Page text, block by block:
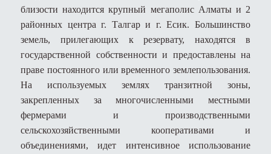
близости находится крупный мегаполис Алматы и 2
районных центра г. Талгар и г. Есик. Большинство
земель, прилегающих к резервату, находятся в
государственной собственности и предоставлены на
праве постоянного или временного землепользования.
На используемых землях транзитной зоны,
закрепленных за многочисленными местными
фермерами и производственными
сельскохозяйственными кооперативами и
объединениями, идет интенсивное использование